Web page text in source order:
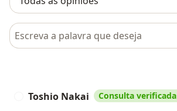
Pesquisar em opiniões
Toshio Nakai Consulta verificada